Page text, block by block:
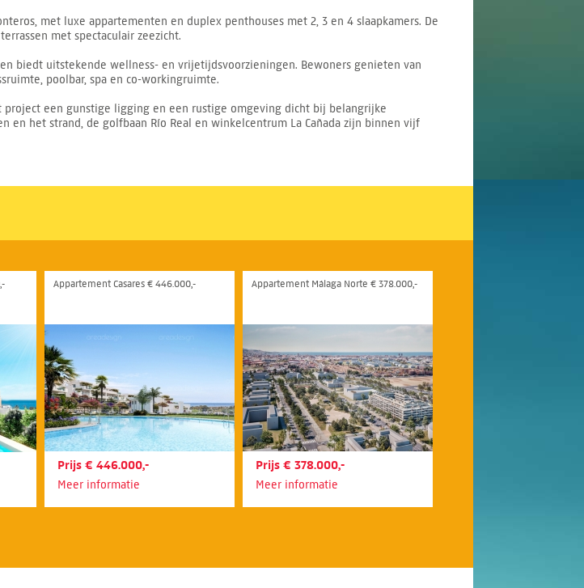
met luxe appartementen en duplex penthouses met 2, 3 en 4 slaapkamers. De
met spectaculair zeezicht.
biedt uitstekende wellness- en vrijetijdsvoorzieningen. Bewoners genieten van
poolbar, spa en co-workingruimte.
een gunstige ligging en een rustige omgeving dicht bij belangrijke
het strand, de golfbaan Río Real en winkelcentrum La Cañada zijn binnen vijf
Appartement Casares € 446.000,-
Prijs € 446.000,-
Meer informatie
Appartement Málaga Norte € 378.000,-
Prijs € 378.000,-
Meer informatie